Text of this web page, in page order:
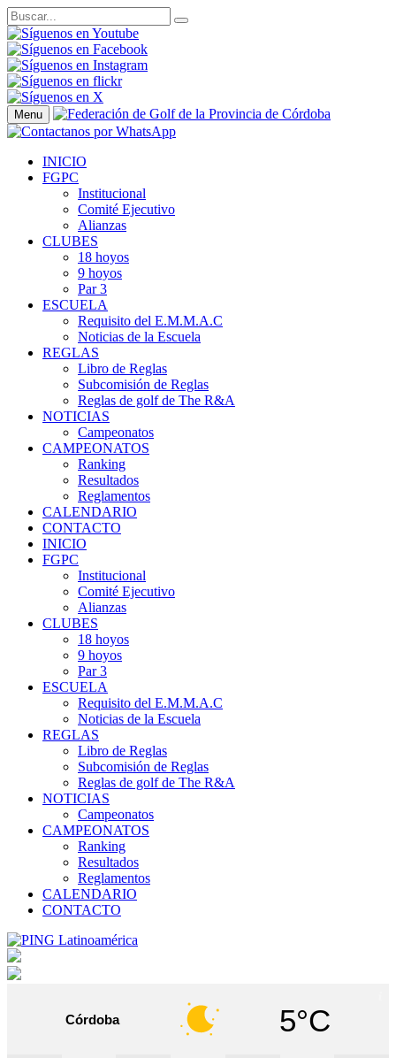
Menu
INICIO
FGPC
Institucional
Comité Ejecutivo
Alianzas
CLUBES
18 hoyos
9 hoyos
Par 3
ESCUELA
Requisito del E.M.M.A.C
Noticias de la Escuela
REGLAS
Libro de Reglas
Subcomisión de Reglas
Reglas de golf de The R&A
NOTICIAS
Campeonatos
CAMPEONATOS
Ranking
Resultados
Reglamentos
CALENDARIO
CONTACTO
INICIO
FGPC
Institucional
Comité Ejecutivo
Alianzas
CLUBES
18 hoyos
9 hoyos
Par 3
ESCUELA
Requisito del E.M.M.A.C
Noticias de la Escuela
REGLAS
Libro de Reglas
Subcomisión de Reglas
Reglas de golf de The R&A
NOTICIAS
Campeonatos
CAMPEONATOS
Ranking
Resultados
Reglamentos
CALENDARIO
CONTACTO
Córdoba 5°C